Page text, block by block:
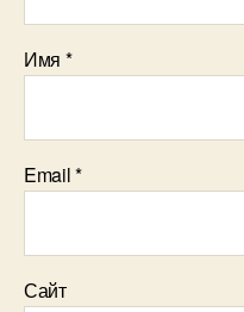
Имя *
Email*
Сайт